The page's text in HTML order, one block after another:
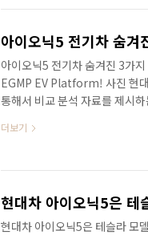
순수 전기차만의 특성을 고려
아이오닉5 전기차 숨겨진 3
EGMP EV Platform! 사진 현
통해서 비교 분석 자료를 제시
불 작전이라고요? 전기차의 대
참 묘하죠? 같은 날 같은 시간
더보기
현대차 아이오닉5은 테슬라 모